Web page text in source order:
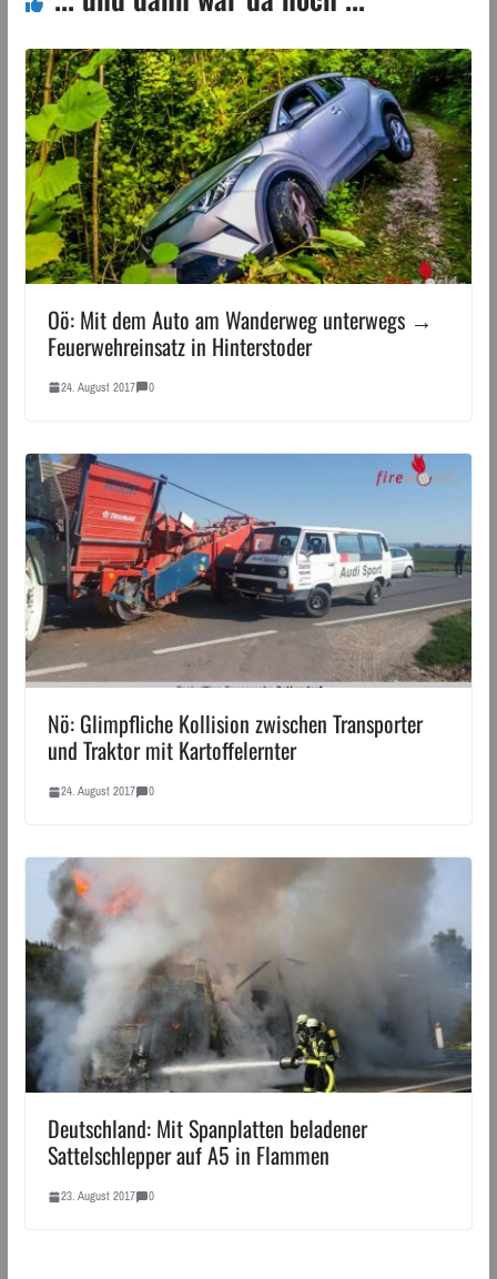
Oö: Mit dem Auto am Wanderweg unterwegs →
Feuerwehreinsatz in Hinterstoder
24. August 2017 0
Nö: Glimpfliche Kollision zwischen Transporter
und Traktor mit Kartoffelernter
24. August 2017 0
Deutschland: Mit Spanplatten beladener
Sattelschlepper auf A5 in Flammen
23. August 2017 0